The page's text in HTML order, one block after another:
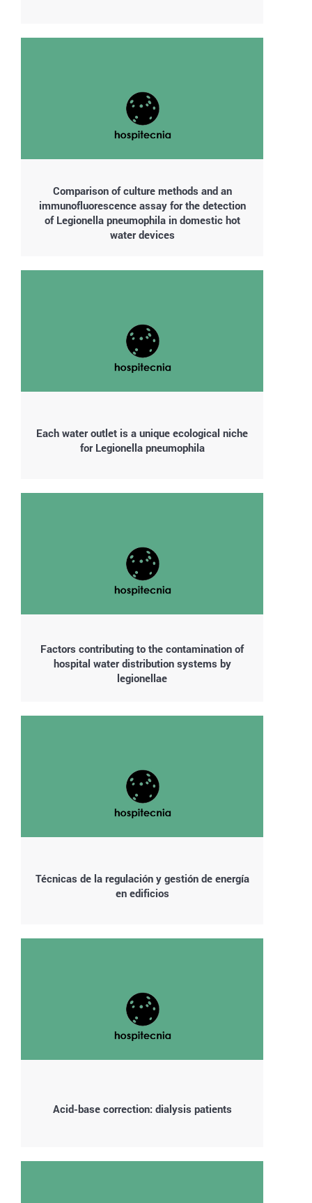
Comparison of culture methods and an
immunofluorescence assay for the detection
of Legionella pneumophila in domestic hot
water devices
Each water outlet is a unique ecological niche
for Legionella pneumophila
Factors contributing to the contamination of
hospital water distribution systems by
legionellae
Técnicas de la regulación y gestión de energía
en edificios
Acid-base correction: dialysis patients